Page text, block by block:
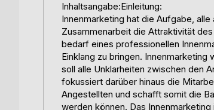
Inhaltsangabe:Einleitung:
Innenmarketing hat die Aufgabe,
Zusammenarbeit die Attraktivität
bedarf eines professionellen
Einklang zu bringen.
soll alle Unklarheiten zwischen den
fokussiert darüber hinaus die
Angestellten und schafft somit die
werden können. Das